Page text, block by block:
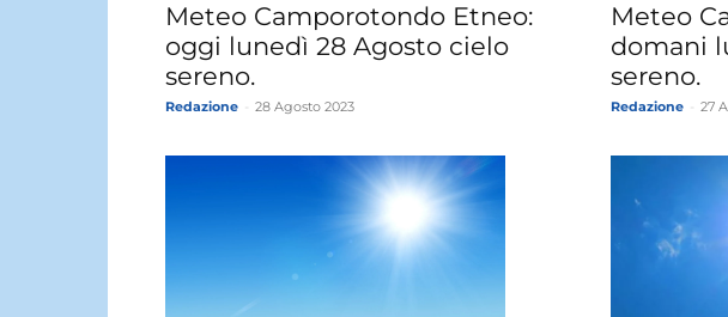
Meteo Camporotondo Etneo:
oggi lunedì 28 Agosto cielo
sereno.
Redazione 28 Agosto 2023
Meteo
domani
sereno.
Redazione 27